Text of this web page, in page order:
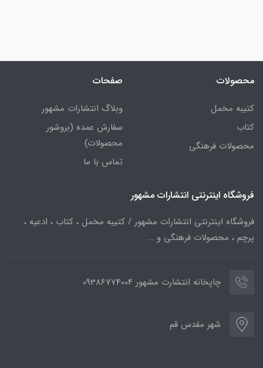
محصولات
کتیبه مخمل
کتاب
محصولات فرهنگی
صفحات
وبلاگ انتشارات مشهور
سفارش عمده (بروشور
محصولات)
تماس با ما
فروشگاه اینترنتی انتشارات مشهور
فروشگاه اینترنتی انتشارات مشهور / کتیبه مخمل ، کتاب ، ادعیه ،
پرچم ، محصولات فرهنگی و ...
چاپخانه انتشارت مشهور 09386774004
شهر مقدس قم